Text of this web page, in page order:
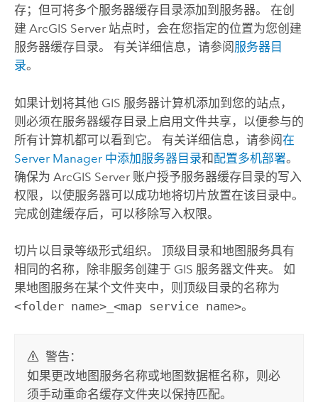
存；但可将多个服务器缓存目录添加到服务器。 在创
建 ArcGIS Server站点时，会在您指定的位置为您创建
服务器缓存目录。 有关详细信息，请参阅 服务器目
录。
如果计划将其他 GIS 服务器计算机添加到您的站点，
则必须在服务器缓存目录上启用文件共享，以便参与的
所有计算机都可以看到它。 有关详细信息，请参阅在
Server Manager中添加服务器目录和配置多机部署。
确保为 ArcGIS Server账户授予服务器缓存目录的写入
权限，以使服务器可以成功地将切片放置在该目录中。
完成创建缓存后，可以移除写入权限。
切片以目录等级形式组织。 顶级目录和地图服务具有
相同的名称，除非服务创建于 GIS 服务器文件夹。 如
果地图服务在某个文件夹中，则顶级目录的名称为
<folder name>_<map service name>。
警告：
如果更改地图服务名称或地图数据框名称，则必
须手动重命名缓存文件夹以保持匹配。